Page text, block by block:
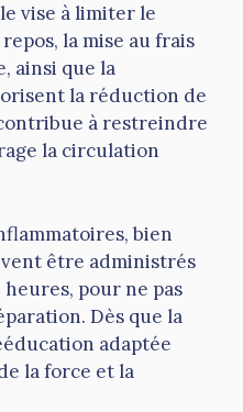
vise à limiter le
la mise au frais
ainsi que la
la réduction de
à restreindre
la circulation
bien
être administrés
pour ne pas
Dès que la
adaptée
la force et la